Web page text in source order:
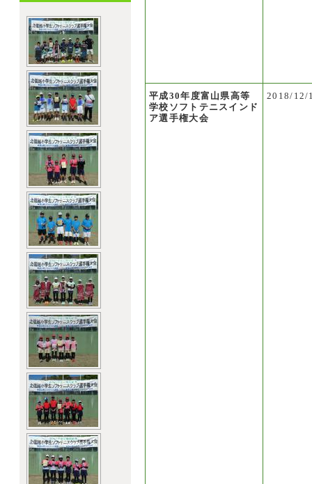
平成30年度富山県高等
学校ソフトテニスインド
ア選手権大会
2018/12/